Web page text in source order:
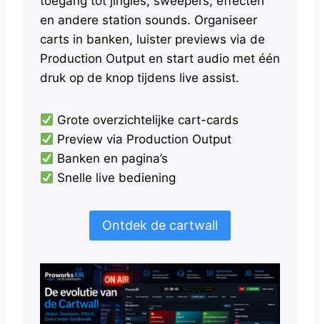
en andere station sounds. Organiseer
carts in banken, luister previews via de
Production Output en start audio met één
druk op de knop tijdens live assist.
Grote overzichtelijke cart-cards
Preview via Production Output
Banken en pagina’s
Snelle live bediening
Ontdek de cartwall